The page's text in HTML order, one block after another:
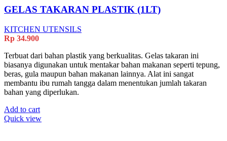
GELAS TAKARAN PLASTIK (1LT)
KITCHEN UTENSILS
Rp 34.900
Terbuat dari bahan plastik yang berkualitas. Gelas takaran ini
biasanya digunakan untuk mentakar bahan makanan seperti tepung,
beras, gula maupun bahan makanan lainnya. Alat ini sangat
membantu ibu rumah tangga dalam menentukan jumlah takaran
bahan yang diperlukan.
Add to cart
Quick view